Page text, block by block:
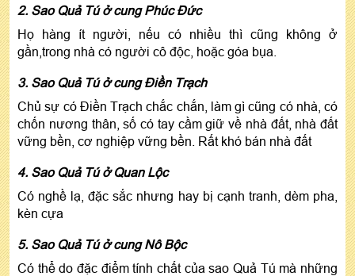
2. Sao Quả Tú ở cung Phúc Đức
Họ hàng ít người, nếu có nhiều thì cũng không ở
gần,trong nhà có người cô độc, hoặc góa bụa.
3. Sao Quả Tú ở cung Điền Trạch
Chủ sự có Điền Trạch chắc chắn, làm gì cũng có nhà, có
chốn nương thân, số có tay cầm giữ về nhà đất, nhà đất
vững bền, cơ nghiệp vững bền. Rất khó bán nhà đất
4. Sao Quả Tú ở Quan Lộc
Có nghề lạ, đặc sắc nhưng hay bị cạnh tranh, dèm pha,
kèn cựa
5. Sao Quả Tú ở cung Nô Bộc
Có thể do đặc điểm tính chất của sao Quả Tú mà những